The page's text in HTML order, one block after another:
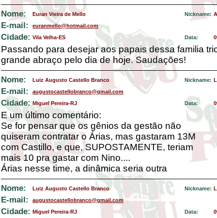
Nome: Euran Vieira de Mello Nickname:
E-mail: euranmello@hotmail.com
Cidade: Vila Velha-ES Data:
Passando para desejar aos papais dessa familia
grande abraço pelo dia de hoje. Saudações!
Nome: Luiz Augusto Castello Branco Nickname:
E-mail: augustocastellobranco@gmail.com
Cidade: Miguel Pereira-RJ Data:
E um último comentário:
Se for pensar que os gênios da gestão não
quiseram contratar o Árias, mas gastaram 13M
com Castillo, e que, SUPOSTAMENTE, teriam
mais 10 pra gastar com Nino....
Árias nesse time, a dinâmica seria outra
Nome: Luiz Augusto Castello Branco Nickname:
E-mail: augustocastellobranco@gmail.com
Cidade: Miguel Pereira-RJ Data: